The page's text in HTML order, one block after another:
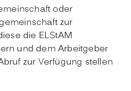
oder
zur
die ELStAM
und dem Arbeitgeber
zur Verfügung stellen